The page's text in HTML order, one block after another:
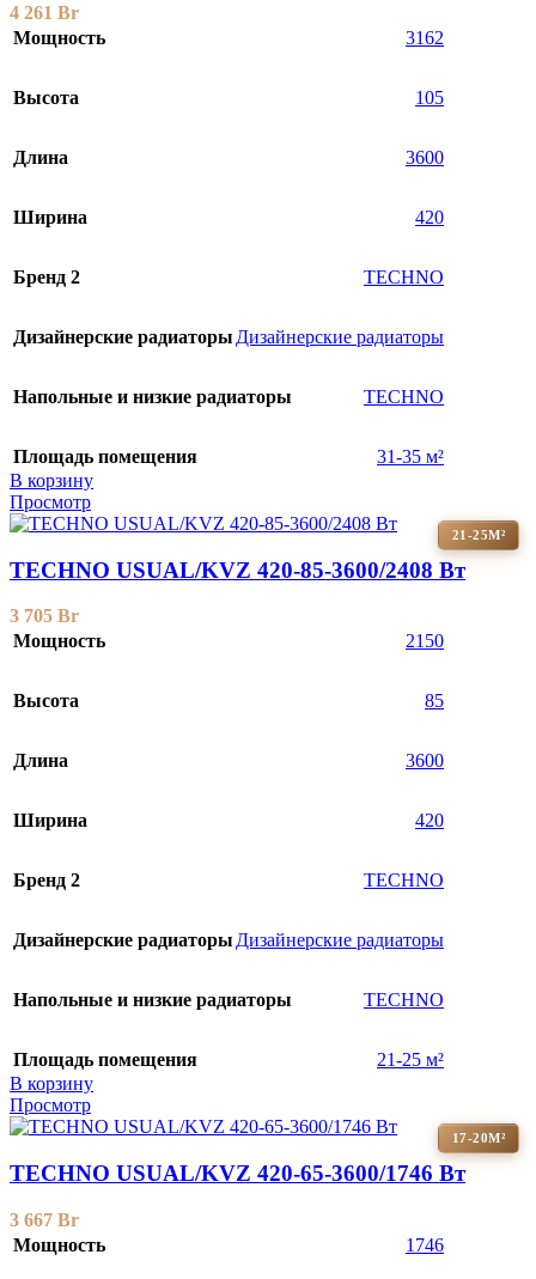
4 261 Br
Мощность
3162
Высота 105
Длина 3600
Ширина 420
Бренд 2 TECHNO
Дизайнерские радиаторы Дизайнерские радиаторы
Напольные и низкие радиаторы TECHNO
Площадь помещения
31-35 м²
В корзину
Просмотр
21-25М²
TECHNO USUAL/KVZ 420-85-3600/2408 Вт
3 705 Br
Мощность
2150
Высота 85
Длина 3600
Ширина 420
Бренд 2 TECHNO
Дизайнерские радиаторы Дизайнерские радиаторы
Напольные и низкие радиаторы TECHNO
Площадь помещения
21-25 м²
В корзину
Просмотр
17-20М²
TECHNO USUAL/KVZ 420-65-3600/1746 Вт
3 667 Br
Мощность
1746